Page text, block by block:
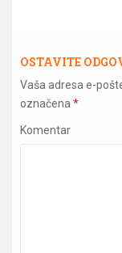
OSTAVITE
Vaša adresa e-
označena *
Komentar